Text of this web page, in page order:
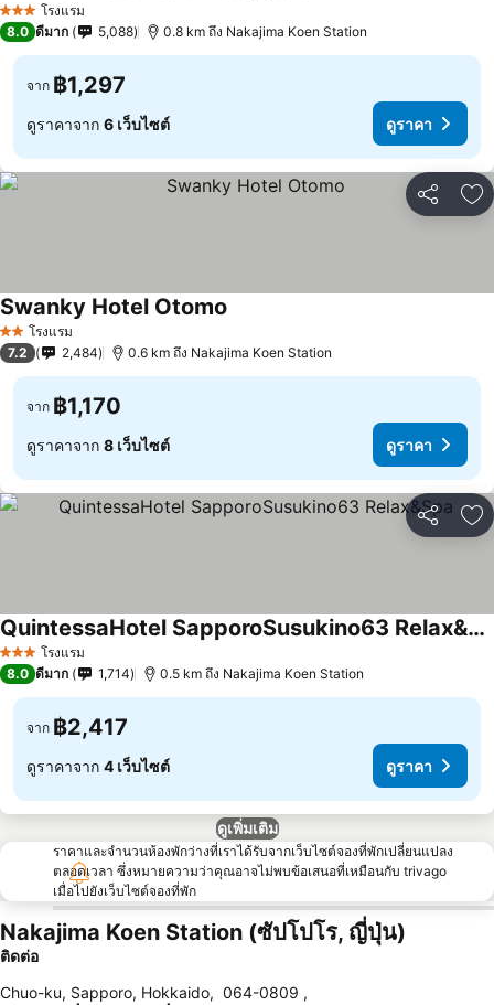
3 ดาว โรงแรม
8.0 ดีมาก 5,088 0.8 km ถึง Nakajima Koen Station
จาก ฿1,297
ดูราคาจาก 6 เว็บไซต์ ดูราคา
แชร์ เ
2 ดาวโรงแรม
Swanky Hotel Otomo
7.2 2,484 0.6 km ถึง Nakajima Koen Station
จาก ฿1,170
ดูราคาจาก 8 เว็บไซต์ ดูราคา
แชร์ เ
3 ดาว โรงแรม
QuintessaHotel SapporoSusukino63 Relax&Spa
8.0 ดีมาก 1,714 0.5 km ถึง Nakajima Koen Station
จาก ฿2,417
ดูราคาจาก 4 เว็บไซต์ ดูราคา
ดูเพิ่มเติม
ราคาและจำนวนห้องพักว่างที่เราได้รับจากเว็บไซต์จองที่พักเปลี่ยนแปลง
ตลอดเวลา ซึ่งหมายความว่าคุณอาจไม่พบข้อเสนอที่เหมือนกับ trivago
เมื่อไปยังเว็บไซต์จองที่พัก
Nakajima Koen Station (ซัปโปโร, ญี่ปุ่น)
ติดต่อ
Chuo-ku, Sapporo, Hokkaido, 064-0809 ,